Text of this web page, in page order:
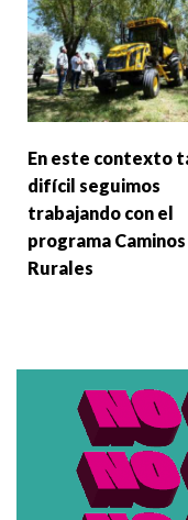
En este contexto
difícil seguimos
trabajando con el
programa Caminos
Rurales